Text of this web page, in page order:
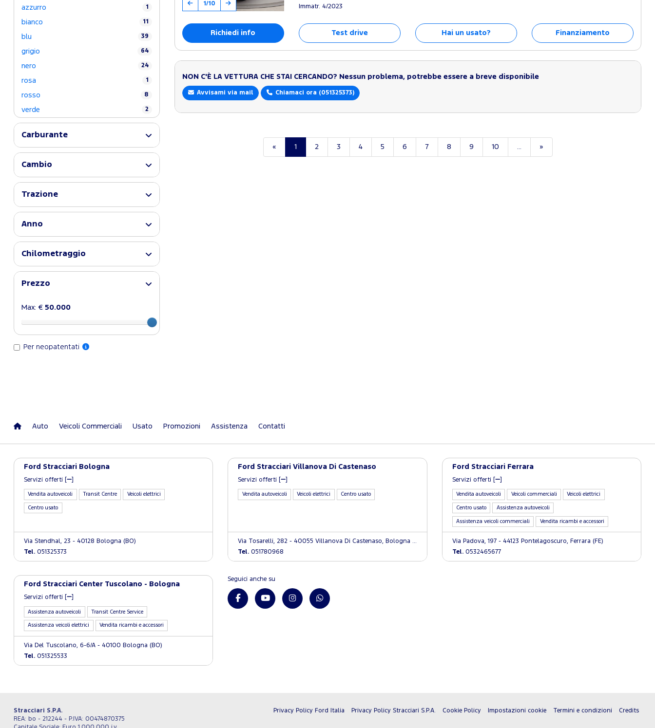
azzurro 1
bianco 11
blu 39
grigio 64
nero 24
rosa 1
rosso 8
verde 2
Carburante
Cambio
Trazione
Anno
Chilometraggio
Prezzo
Max: € 50.000
Per neopatentati
1/10
Immatr. 4/2023
Richiedi info Test drive Hai un usato? Finanziamento
NON C'È LA VETTURA CHE STAI CERCANDO? Nessun problema, potrebbe essere a breve disponibile
Avvisami via mail Chiamaci ora (051325373)
« 1 2 3 4 5 6 7 8 9 10 »
Auto Veicoli Commerciali Usato Promozioni Assistenza Contatti
Ford Stracciari Bologna
Servizi offerti [
Vendita autoveicoli Transit Centre Veicoli elettrici
Centro usato
Via Stendhal, 23 - 40128 Bologna (BO)
Tel. 051325373
Ford Stracciari Villanova Di Castenaso
Servizi offerti [
Vendita autoveicoli Veicoli elettrici Centro usato
Via Tosarelli, 282 - 40055 Villanova Di Castenaso, Bologna (BO)
Tel. 051780968
Ford Stracciari Ferrara
Servizi offerti [ ]
Vendita autoveicoli Veicoli commerciali Veicoli elettrici
Centro usato Assistenza autoveicoli
Assistenza veicoli commerciali Vendita ricambi e accessori
Via Padova, 197 - 44123 Pontelagoscuro, Ferrara (FE)
Tel.0532465677
Ford Stracciari Center Tuscolano - Bologna
Servizi offerti [
Assistenza autoveicoli Transit Centre Service
Assistenza veicoli elettrici Vendita ricambi e accessori
Via Del Tuscolano, 6-6/A - 40100 Bologna (BO)
Tel. 051325533
Seguici anche su
Stracciari S.P.A.
REA: bo - 212244 - P.IVA: 00474870375
Privacy Policy Ford Italia Privacy Policy Stracciari S.P.A. Cookie Policy Impostazioni cookie Termini e condizioni Credits